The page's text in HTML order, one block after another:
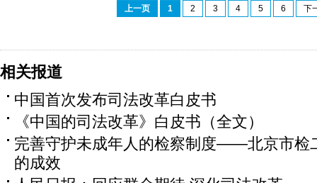
上一页 1 2 3 4 5 6 下
相关报道
中国首次发布司法改革白皮书
《中国的司法改革》白皮书（全文）
完善守护未成年人的检察制度——北京市检
的成效